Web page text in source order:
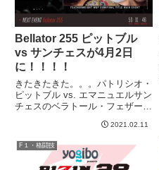
Bellator 255 ピットブル
vs サンチェスが4月2日
に！！！！
きたきたきた。。。パトリシオ・
ピットブル vs. エマニュエルサン
チェスのベラトール・フェザー級
記事では、ピットブル vs マッキ
ーの決勝戦！と先走って書いてし
まったのですが（修正済み）、ピ
ットブルはもう一戦...
2021.02.11
F１・格闘技